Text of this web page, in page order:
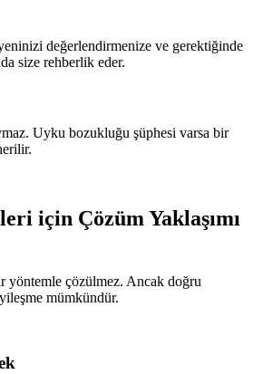
değerlendirmenize ve gerektiğinde
size rehberlik eder.
Uyku bozukluğu şüphesi varsa bir
için Çözüm Yaklaşımı
yöntemle çözülmez. Ancak doğru
mümkündür.